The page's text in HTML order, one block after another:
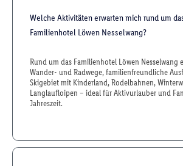
Welche Aktivitäten erwarten mich rund um
Familienhotel Löwen Nesselwang?
Rund um das Familienhotel Löwen Nesselwang
Wander- und Radwege, familienfreundliche
Skigebiet mit Kinderland, Rodelbahnen,
Langlaufloipen – ideal für Aktivurlauber und
Jahreszeit.